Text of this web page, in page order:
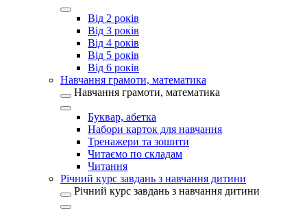
Від 2 років
Від 3 років
Від 4 років
Від 5 років
Від 6 років
Навчання грамоти, математика
Навчання грамоти, математика
Буквар, абетка
Набори карток для навчання
Тренажери та зошити
Читаємо по складам
Читання
Річний курс завдань з навчання дитини
Річний курс завдань з навчання дитини